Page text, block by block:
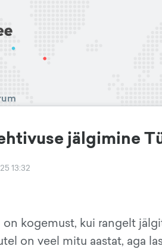
jälgimine
13:32
on kogemust, kui rangelt
on veel mitu aastat, aga